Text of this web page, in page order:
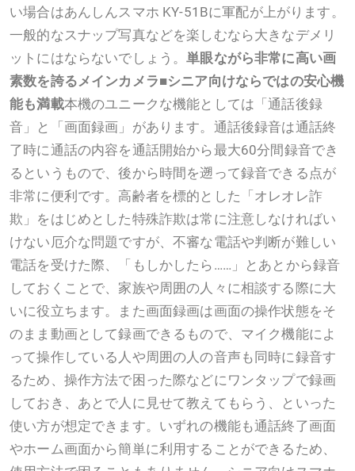
い場合はあんしんスマホ KY-51Bに軍配が上がります。
一般的なスナップ写真などを楽しむなら大きなデメリ
ットにはならないでしょう。単眼ながら非常に高い画
素数を誇るメインカメラ■シニア向けならではの安心機
能も満載本機のユニークな機能としては「通話後録
音」と「画面録画」があります。通話後録音は通話終
了時に通話の内容を通話開始から最大60分間録音でき
るというもので、後から時間を遡って録音できる点が
非常に便利です。高齢者を標的とした「オレオレ詐
欺」をはじめとした特殊詐欺は常に注意しなければい
けない厄介な問題ですが、不審な電話や判断が難しい
電話を受けた際、「もしかしたら……」とあとから録音
しておくことで、家族や周囲の人々に相談する際に大
いに役立ちます。また画面録画は画面の操作状態をそ
のまま動画として録画できるもので、マイク機能によ
って操作している人や周囲の人の音声も同時に録音す
るため、操作方法で困った際などにワンタップで録画
しておき、あとで人に見せて教えてもらう、といった
使い方が想定できます。いずれの機能も通話終了画面
やホーム画面から簡単に利用することができるため、